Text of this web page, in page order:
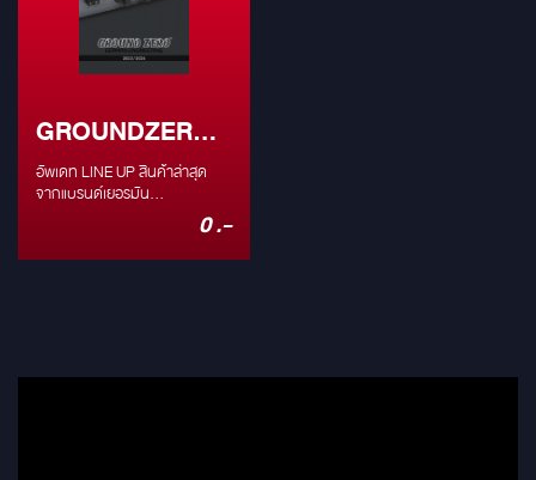
GROUNDZERO
2023/2024 : ALL
PRODUCT
อัพเดท LINE UP สินค้าล่าสุด
จากแบรนด์เยอรมัน
0 .-